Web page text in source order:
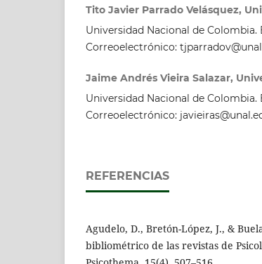
Tito Javier Parrado Velásquez,
Universidad Nacional de
Correoelectrónico:
Jaime Andrés Vieira Salazar,
Universidad Nacional de
Correoelectrónico:
REFERENCIAS
Agudelo, D., Bretón-López, J., &
bibliométrico de las revistas de